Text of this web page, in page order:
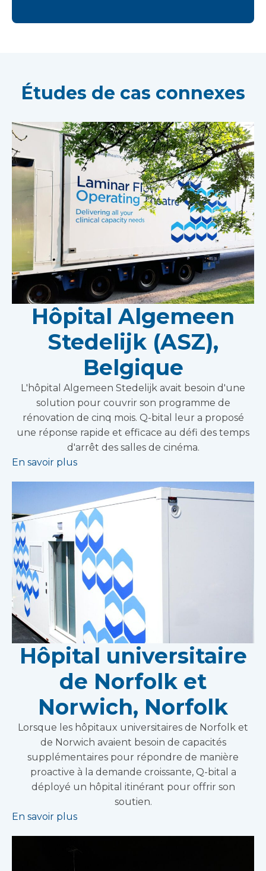
Études de cas connexes
Hôpital Algemeen
Stedelijk (ASZ),
Belgique
L'hôpital Algemeen Stedelijk avait besoin d'une
solution pour couvrir son programme de
rénovation de cinq mois. Q-bital leur a proposé
une réponse rapide et efficace au défi des temps
d'arrêt des salles de cinéma.
En savoir plus
Hôpital universitaire
de Norfolk et
Norwich, Norfolk
Lorsque les hôpitaux universitaires de Norfolk et
de Norwich avaient besoin de capacités
supplémentaires pour répondre de manière
proactive à la demande croissante, Q-bital a
déployé un hôpital itinérant pour offrir son
soutien.
En savoir plus